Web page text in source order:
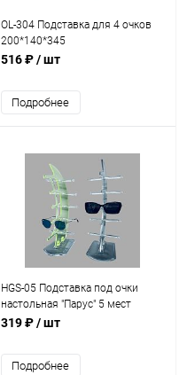
OL-304 Подставка для 4 очков
200*140*345
516 ₽/ шт
Подробнее
HGS-05 Подставка под очки
настольная "Парус" 5 мест
319 ₽/ шт
Подробнее